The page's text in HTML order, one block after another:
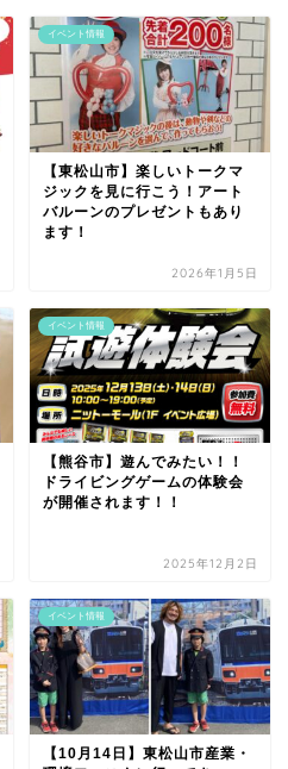
イベント情報
【東松山市】楽しいトークマ
ジックを見に行こう！アート
バルーンのプレゼントもあり
ます！
2026年1月5日
イベント情報
【熊谷市】遊んでみたい！！
ドライビングゲームの体験会
が開催されます！！
2025年12月2日
イベント情報
【10月14日】東松山市産業・